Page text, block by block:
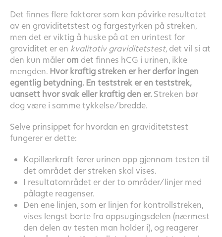
Det finnes flere faktorer som kan påvirke resultatet
av en graviditetstest og fargestyrken på streken,
men det er viktig å huske på at en urintest for
graviditet er en kvalitativ graviditetstest, det vil si at
den kun måler om det finnes hCG i urinen, ikke
mengden. Hvor kraftig streken er her derfor ingen
egentlig betydning. En teststrek er en teststrek,
uansett hvor svak eller kraftig den er.Streken bør
dog være i samme tykkelse/bredde.
Selve prinsippet for hvordan en graviditetstest
fungerer er dette:
Kapillærkraft fører urinen opp gjennom testen til
det området der streken skal vises.
I resultatområdet er der to områder/linjer med
pålagte reagenser.
Den ene linjen, som er linjen for kontrollstreken,
vises lengst borte fra oppsugingsdelen (nærmest
den delen av testen man holder i), og reagerer